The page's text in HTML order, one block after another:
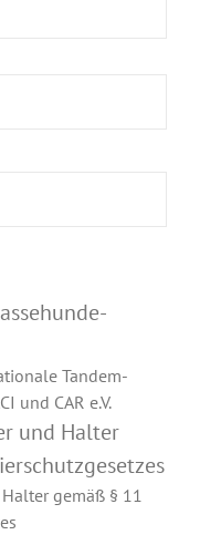
Tandem-
und CAR e.V.
und Halter
gemäß § 11